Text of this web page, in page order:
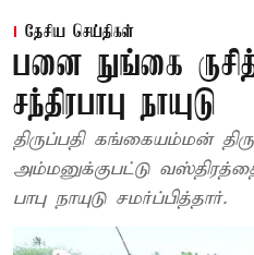
தேசிய செய்திகள்
பனை நுங்கை
சந்திரபாபு நாயுடு
திருப்பதி கங்கையம்மன்
அம்மனுக்குபட்டு வஸ்திரத்தை
பாபு நாயுடு சமர்ப்பித்தார்.